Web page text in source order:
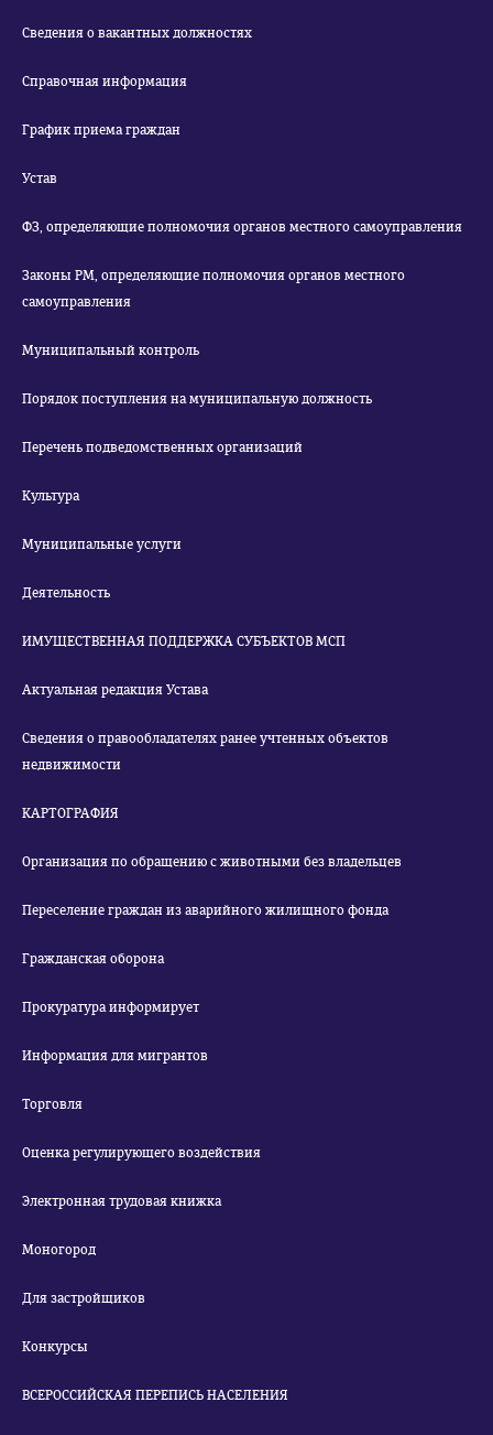
Сведения о вакантных должностях
Справочная информация
График приема граждан
Устав
ФЗ, определяющие полномочия органов местного самоуправления
Законы РМ, определяющие полномочия органов местного
самоуправления
Муниципальный контроль
Порядок поступления на муниципальную должность
Перечень подведомственных организаций
Культура
Муниципальные услуги
Деятельность
ИМУЩЕСТВЕННАЯ ПОДДЕРЖКА СУБЪЕКТОВ МСП
Актуальная редакция Устава
Сведения о правообладателях ранее учтенных объектов
недвижимости
КАРТОГРАФИЯ
Организация по обращению с животными без владельцев
Переселение граждан из аварийного жилищного фонда
Гражданская оборона
Прокуратура информирует
Информация для мигрантов
Торговля
Оценка регулирующего воздействия
Электронная трудовая книжка
Моногород
Для застройщиков
Конкурсы
ВСЕРОССИЙСКАЯ ПЕРЕПИСЬ НАСЕЛЕНИЯ